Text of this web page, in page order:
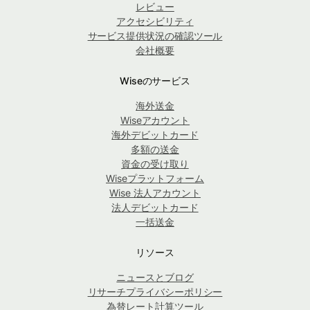
レビュー
アクセシビリティ
サービス提供状況の確認ツール
会社概要
Wiseのサービス
海外送金
Wiseアカウント
海外デビットカード
多額の送金
資金の受け取り
Wiseプラットフォーム
Wise 法人アカウント
法人デビットカード
一括送金
リソース
ニュースとブログ
リサーチプライバシーポリシー
為替レート計算ツール